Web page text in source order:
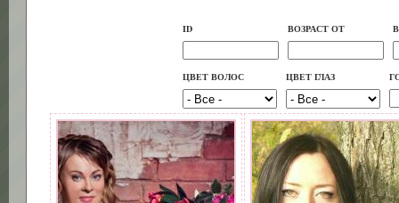
ID ВОЗРАСТ ОТ
ЦВЕТ ВОЛОС ЦВЕТ ГЛАЗ